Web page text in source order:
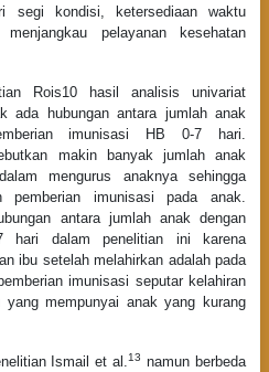
segi kondisi, ketersediaan waktu
pelayanan kesehatan
Rois10 hasil analisis univariat
ada hubungan antara jumlah anak
imunisasi HB 0-7 hari.
makin banyak jumlah anak
mengurus anaknya sehingga
pemberian imunisasi pada anak.
antara jumlah anak dengan
hari dalam penelitian ini karena
ibu setelah melahirkan adalah pada
imunisasi seputar kelahiran
mempunyai anak yang kurang
Ismail et al.13 namun berbeda